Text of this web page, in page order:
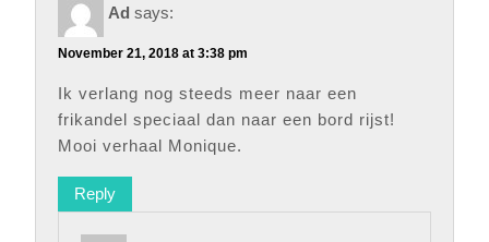
Ad says:
November 21, 2018 at 3:38 pm
Ik verlang nog steeds meer naar een
frikandel speciaal dan naar een bord rijst!
Mooi verhaal Monique.
Reply